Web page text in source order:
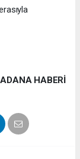
ADANA HABERİ